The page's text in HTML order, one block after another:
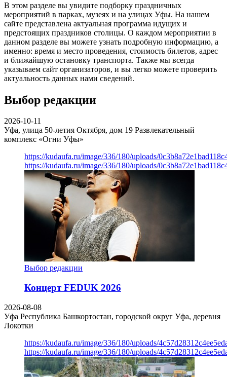
В этом разделе вы увидите подборку праздничных
мероприятий в парках, музеях и на улицах Уфы. На нашем
сайте представлена актуальная программа идущих и
предстоящих праздников столицы. О каждом мероприятии в
данном разделе вы можете узнать подробную информацию, а
именно: время и место проведения, стоимость билетов, адрес
и ближайшую остановку транспорта. Также мы всегда
указываем сайт организаторов, и вы легко можете проверить
актуальность данных нами сведений.
Выбор редакции
2026-10-11
Уфа, улица 50-летия Октября, дом 19 Развлекательный
комплекс «Огни Уфы»
https://kudaufa.ru/image/336/180/uploads/
https://kudaufa.ru/image/336/180/uploads/
Выбор редакции
Концерт FEDUK 2026
2026-08-08
Уфа Республика Башкортостан, городской округ Уфа, деревня
Локотки
https://kudaufa.ru/image/336/180/uploads/
https://kudaufa.ru/image/336/180/uploads/